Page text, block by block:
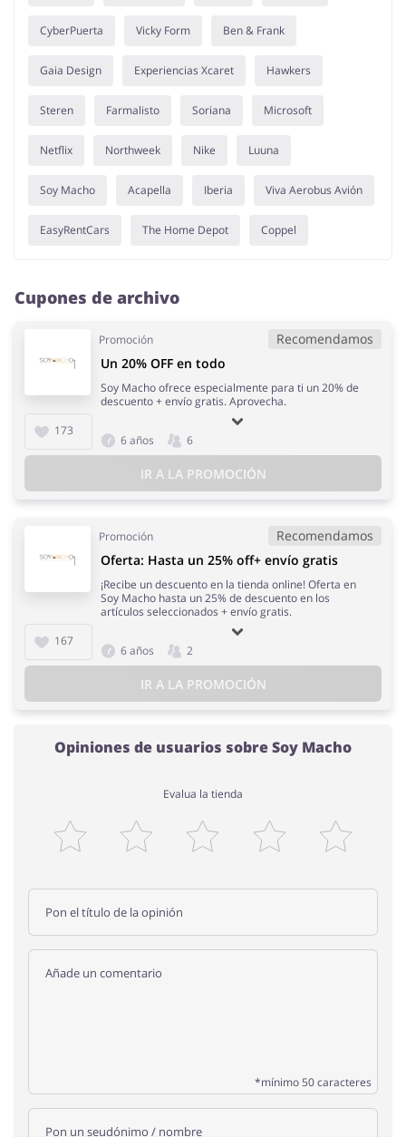
CyberPuerta Vicky Form Ben & Frank
Gaia Design Experiencias Xcaret Hawkers
Steren Farmalisto Soriana Microsoft
Netflix Northweek Nike Luuna
Soy Macho Acapella Iberia Viva Aerobus Avión
EasyRentCars The Home Depot Coppel
Cupones de archivo
Promoción Recomendamos
173
Un 20% OFF en todo
Soy Macho ofrece especialmente para ti un 20% de
descuento + envío gratis. Aprovecha.
6 años 6
IR A LA PROMOCIÓN
Promoción Recomendamos
167
Oferta: Hasta un 25% off+ envío gratis
¡Recibe un descuento en la tienda online! Oferta en
Soy Macho hasta un 25% de descuento en los
artículos seleccionados + envío gratis.
6 años 2
IR A LA PROMOCIÓN
Opiniones de usuarios sobre Soy Macho
Evalua la tienda
*mínimo 50 caracteres